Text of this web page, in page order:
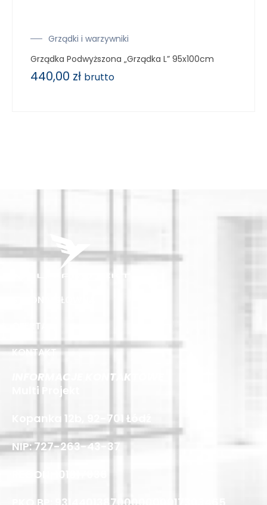
Grządki i warzywniki
Grządka Podwyższona „Grządka L” 95x100cm
440,00 zł brutto
STRONA GŁÓWNA
OFERTA
KONTAKT
INFORMACJE KONTAKTOWE
Multi Projekt
Kopanka 12b, 92-701 Łódź
NIP: 727-263-43-37
REGON: 101817036